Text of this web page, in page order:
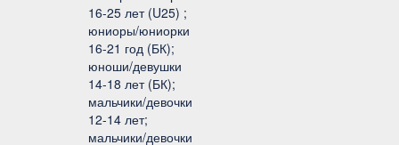
16-25 лет (U25) ;
юниоры/юниорки
16-21 год (БК);
юноши/девушки
14-18 лет (БК);
мальчики/девочки
12-14 лет;
мальчики/девочки